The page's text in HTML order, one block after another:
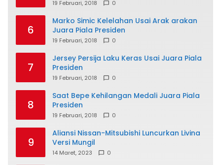
19 Februari, 2018 0
6
Marko Simic Kelelahan Usai Arak arakan
Juara Piala Presiden
19 Februari, 2018 0
7
Jersey Persija Laku Keras Usai Juara Piala
Presiden
19 Februari, 2018 0
8
Saat Bepe Kehilangan Medali Juara Piala
Presiden
19 Februari, 2018 0
9
Aliansi Nissan-Mitsubishi Luncurkan Livina
Versi Mungil
14 Maret, 2023 0